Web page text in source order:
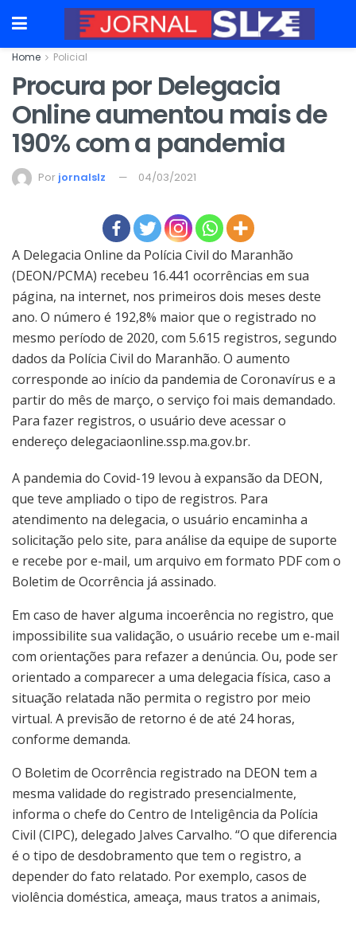
Home Policial
Procura por Delegacia
Online aumentou mais de
190% com a pandemia
Por jornalslz 04/03/2021
A Delegacia Online da Polícia Civil do Maranhão
(DEON/PCMA) recebeu 16.441 ocorrências em sua
página, na internet, nos primeiros dois meses deste
ano. O número é 192,8% maior que o registrado no
mesmo período de 2020, com 5.615 registros, segundo
dados da Polícia Civil do Maranhão. O aumento
corresponde ao início da pandemia de Coronavírus e a
partir do mês de março, o serviço foi mais demandado.
Para fazer registros, o usuário deve acessar o
endereço delegaciaonline.ssp.ma.gov.br.
A pandemia do Covid-19 levou à expansão da DEON,
que teve ampliado o tipo de registros. Para
atendimento na delegacia, o usuário encaminha a
solicitação pelo site, para análise da equipe de suporte
e recebe por e-mail, um arquivo em formato PDF com o
Boletim de Ocorrência já assinado.
Em caso de haver alguma incoerência no registro, que
impossibilite sua validação, o usuário recebe um e-mail
com orientações para refazer a denúncia. Ou, pode ser
orientado a comparecer a uma delegacia física, caso a
situação relatada não permita o registro por meio
virtual. A previsão de retorno é de até 24 horas,
conforme demanda.
O Boletim de Ocorrência registrado na DEON tem a
mesma validade do registrado presencialmente,
informa o chefe do Centro de Inteligência da Polícia
Civil (CIPC), delegado Jalves Carvalho. “O que diferencia
é o tipo de desdobramento que tem o registro, a
depender do fato relatado. Por exemplo, casos de
violência doméstica, ameaça, maus tratos a animais,